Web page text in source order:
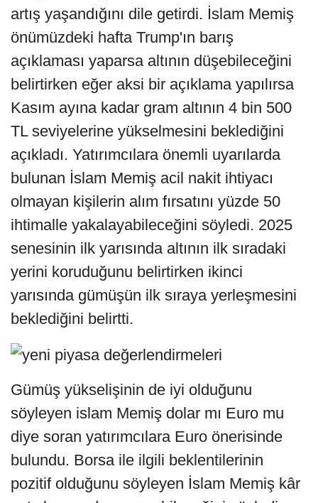
artış yaşandığını dile getirdi. İslam Memiş
önümüzdeki hafta Trump'ın barış
açıklaması yaparsa altının düşebileceğini
belirtirken eğer aksi bir açıklama yapılırsa
Kasım ayına kadar gram altının 4 bin 500
TL seviyelerine yükselmesini beklediğini
açıkladı. Yatırımcılara önemli uyarılarda
bulunan İslam Memiş acil nakit ihtiyacı
olmayan kişilerin alım fırsatını yüzde 50
ihtimalle yakalayabileceğini söyledi. 2025
senesinin ilk yarısında altının ilk sıradaki
yerini koruduğunu belirtirken ikinci
yarısında gümüşün ilk sıraya yerleşmesini
beklediğini belirtti.
Gümüş yükselişinin de iyi olduğunu
söyleyen islam Memiş dolar mı Euro mu
diye soran yatırımcılara Euro önerisinde
bulundu. Borsa ile ilgili beklentilerinin
pozitif olduğunu söyleyen İslam Memiş kâr